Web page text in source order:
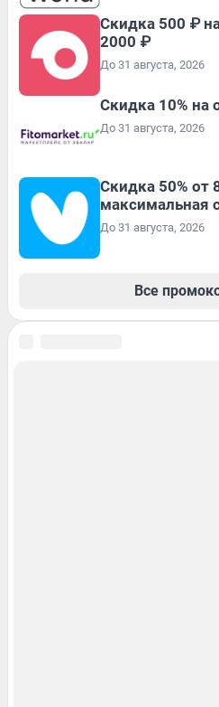
Скидка 500 ₽
2000 ₽
До 31 августа, 2026
Скидка 10% на
До 31 августа, 2026
Скидка 50% от
максимальная
До 31 августа, 2026
Все